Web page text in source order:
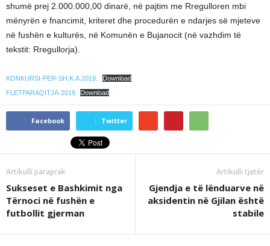
shumë prej 2.000.000,00 dinarë, në pajtim me Rregulloren mbi
mënyrën e fnancimit, kriteret dhe procedurën e ndarjes së mjeteve
në fushën e kulturës, në Komunën e Bujanocit (në vazhdim të
tekstit: Rregullorja).
KONKURSI-PER-SH.K.A.2019.
Download
FLETPARAQITJA-2019
Download
Facebook Twitter
Artikulli paraprak
Sukseset e Bashkimit nga
Tërnoci në fushën e
futbollit gjerman
Artikulli tjetër
Gjendja e të lënduarve në
aksidentin në Gjilan është
stabile